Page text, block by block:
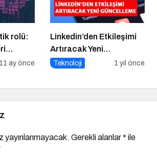
rolü:
11 ay önce
Linkedin’den Etkileşimi
Artıracak Yeni
Güncelleme
Teknoloji 1 yıl önce
yayınlanmayacak. Gerekli alanlar* ile